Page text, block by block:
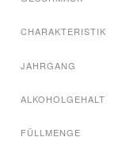
CHARAKTERISTIK
JAHRGANG
ALKOHOLGEHALT
FÜLLMENGE